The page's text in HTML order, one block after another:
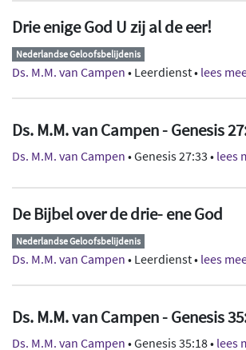
Drie enige God U zij al de eer!
Nederlandse Geloofsbelijdenis
Ds. M.M. van Campen • Leerdienst • lees
Ds. M.M. van Campen - Genesis
Ds. M.M. van Campen • Genesis 27:33 • lees
De Bijbel over de drie- ene God
Nederlandse Geloofsbelijdenis
Ds. M.M. van Campen • Leerdienst • lees
Ds. M.M. van Campen - Genesis
Ds. M.M. van Campen • Genesis 35:18 • lees